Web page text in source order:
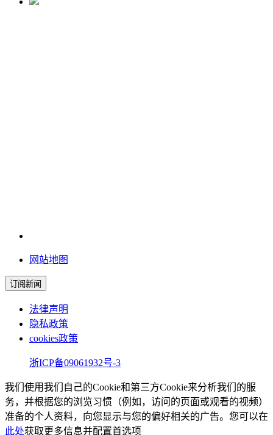
网站地图
订阅新闻
法律声明
隐私政策
cookies政策
浙ICP备09061932号-3
我们使用我们自己的Cookie和第三方Cookie来分析我们的服
务，并根据您的浏览习惯（例如，访问的页面或观看的视频）
准备的个人资料，向您显示与您的偏好相关的广告。您可以在
此处获取更多信息并配置首选项